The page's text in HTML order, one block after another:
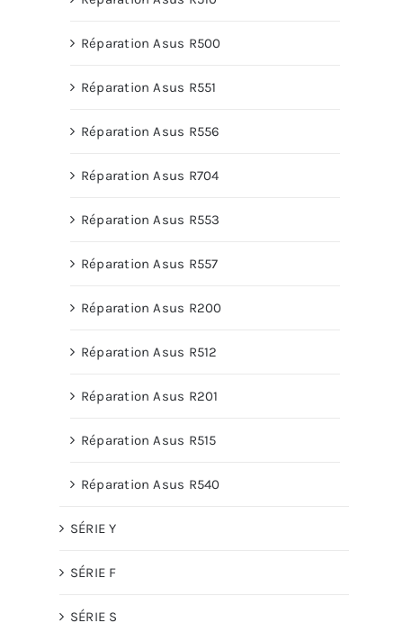
Réparation Asus R500
Réparation Asus R551
Réparation Asus R556
Réparation Asus R704
Réparation Asus R553
Réparation Asus R557
Réparation Asus R200
Réparation Asus R512
Réparation Asus R201
Réparation Asus R515
Réparation Asus R540
SÉRIE Y
SÉRIE F
SÉRIE S